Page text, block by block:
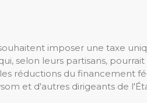
imposer une taxe
selon leurs partisans,
réductions du financement
et d'autres dirigeants de